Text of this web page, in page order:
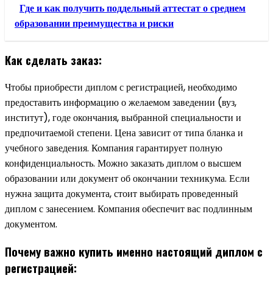
Где и как получить поддельный аттестат о среднем
образовании преимущества и риски
Как сделать заказ:
Чтобы приобрести диплом с регистрацией, необходимо
предоставить информацию о желаемом заведении (вуз,
институт), годе окончания, выбранной специальности и
предпочитаемой степени. Цена зависит от типа бланка и
учебного заведения. Компания гарантирует полную
конфиденциальность. Можно заказать диплом о высшем
образовании или документ об окончании техникума. Если
нужна защита документа, стоит выбирать проведенный
диплом с занесением. Компания обеспечит вас подлинным
документом.
Почему важно купить именно настоящий диплом с
регистрацией: